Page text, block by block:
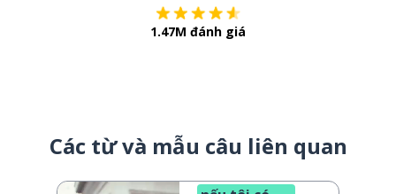
1.47M đánh giá
Các từ và mẫu câu liên quan